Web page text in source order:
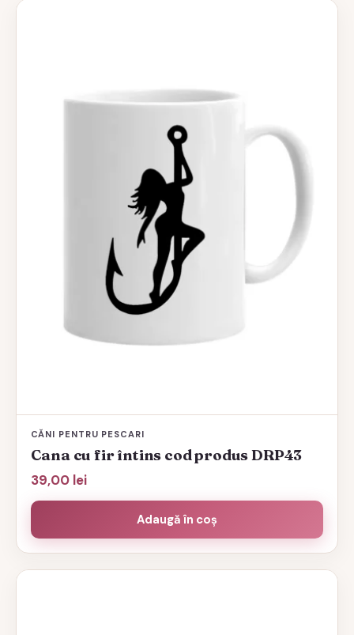
CĂNI PENTRU PESCARI
Cana cu fir întins cod produs DRP43
39,00 lei
Adaugă în coș